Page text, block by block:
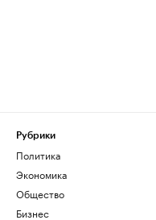
Рубрики
Политика
Экономика
Общество
Бизнес